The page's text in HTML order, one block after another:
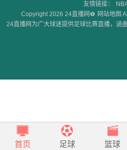
友情链接：
Copyright 2026 24直播网⚽ 网站地图
24直播网为广大球迷提供足球比赛直播，涵
首页 足球 篮球